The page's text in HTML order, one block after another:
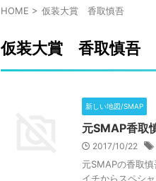
HOME > 仮装大賞 香取慎吾
仮装大賞 香取慎吾
新しい地図/SMAP
元SMAP香取
2017/10/22
元SMAPの香取
イチからスペシ